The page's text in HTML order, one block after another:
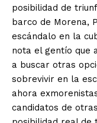
posibilidad de
barco de Morena,
escándalo en la
nota el gentío que
a buscar otras
sobrevivir en la
ahora
candidatos de